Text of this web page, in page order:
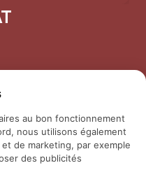
au bon fonctionnement
nous utilisons également
de marketing, par exemple
des publicités